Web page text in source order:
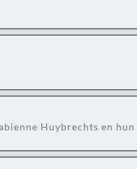
Huybrechts en hun